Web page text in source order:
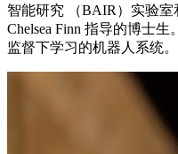
智能研究 （BAIR）实验室
Chelsea Finn 指导的博士
监督下学习的机器人系统。